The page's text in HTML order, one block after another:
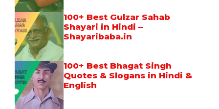
100+ Best Gulzar Sahab
Shayari in Hindi –
Shayaribaba.in
100+ Best Bhagat Singh
Quotes & Slogans in Hindi &
English